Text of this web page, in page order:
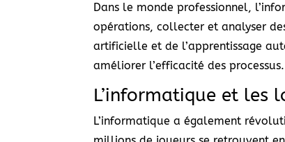
Dans le monde professionnel,
opérations, collecter et analyser
artificielle et de l’apprentissage
améliorer l’efficacité des processus.
L’informatique et les
L’informatique a également